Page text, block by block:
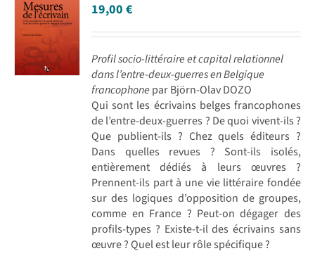
19,00€
Profil socio-littéraire et capital relationnel
dans l’entre-deux-guerres en Belgique
francophone par Björn-Olav DOZO
Qui sont les écrivains belges francophones
de l’entre-deux-guerres ? De quoi vivent-ils ?
Que publient-ils ? Chez quels éditeurs ?
Dans quelles revues ? Sont-ils isolés,
entièrement dédiés à leurs œuvres ?
Prennent-ils part à une vie littéraire fondée
sur des logiques d’opposition de groupes,
comme en France ? Peut-on dégager des
profils-types ? Existe-t-il des écrivains sans
œuvre ? Quel est leur rôle spécifique ?